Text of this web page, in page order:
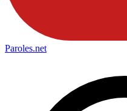
Paroles.net